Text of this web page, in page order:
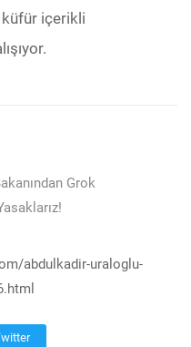
küfür içerikli
Grok
abdulkadir-uraloglu-